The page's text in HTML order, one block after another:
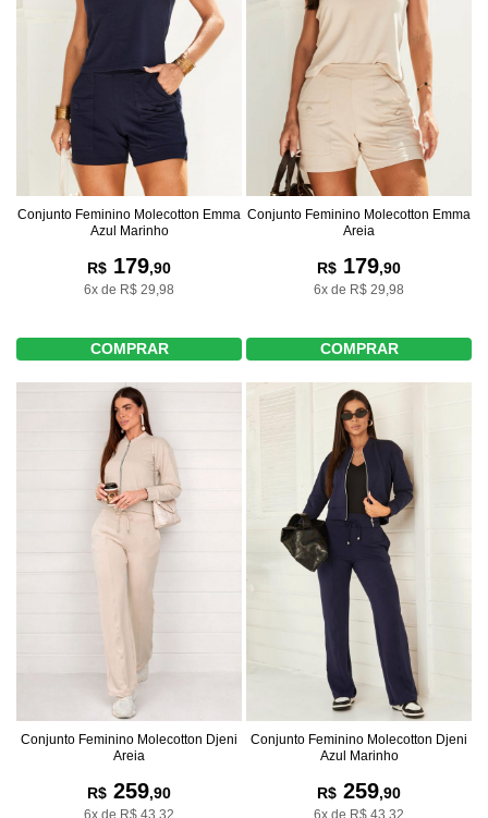
Conjunto Feminino Molecotton Emma
Azul Marinho
R$ 179,90
6x de R$ 29,98
COMPRAR
Conjunto Feminino Molecotton Emma
Areia
R$ 179,90
6x de R$ 29,98
COMPRAR
Conjunto Feminino Molecotton Djeni
Areia
R$ 259,90
6x de R$ 43,32
Conjunto Feminino Molecotton Djeni
Azul Marinho
R$ 259,90
6x de R$ 43,32